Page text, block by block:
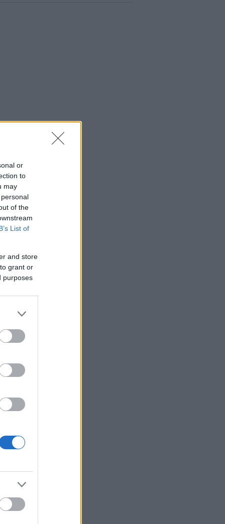
or
to
may
of the
List of
and store
grant or
purposes